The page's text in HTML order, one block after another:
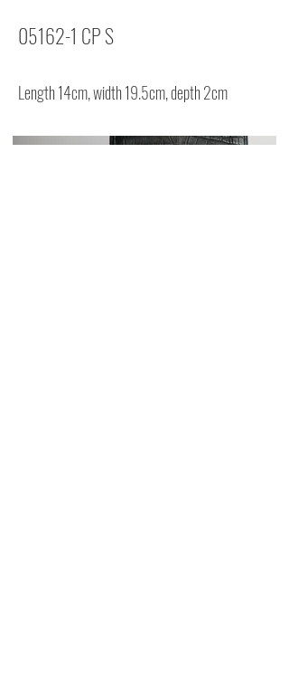
05162-1 CP S
Length 14cm, width 19.5cm, depth 2cm